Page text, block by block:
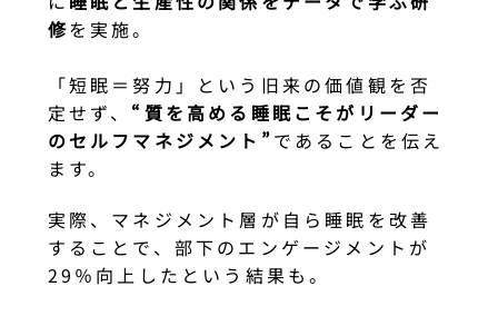
修を実施。
「短眠＝努力」という旧来の価値観を否
定せず、 “質を高める睡眠こそがリーダー
のセルフマネジメント”であることを伝え
ます。
実際、マネジメント層が自ら睡眠を改善
することで、部下のエンゲージメントが
29％向上したという結果も。